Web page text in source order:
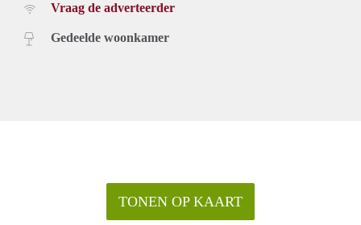
Vraag de adverteerder
Gedeelde woonkamer
TONEN OP KAART